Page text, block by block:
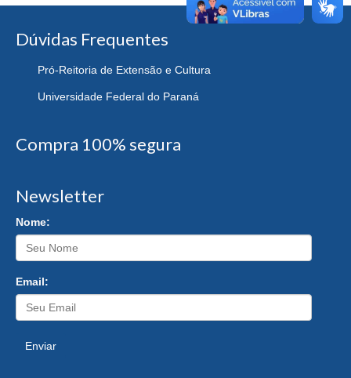
Dúvidas Frequentes
Pró-Reitoria de Extensão e Cultura
Universidade Federal do Paraná
Compra 100% segura
Newsletter
Nome:
Email:
Enviar